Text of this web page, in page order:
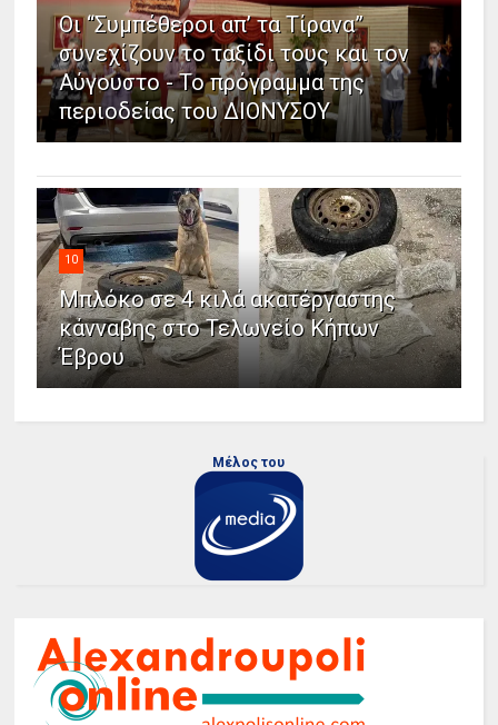
Οι “Συμπέθεροι απ’ τα Τίρανα”
συνεχίζουν το ταξίδι τους και τον
Αύγουστο - Το πρόγραμμα της
περιοδείας του ΔΙΟΝΥΣΟΥ
10
Μπλόκο σε 4 κιλά ακατέργαστης
κάνναβης στο Τελωνείο Κήπων
Έβρου
Μέλος του